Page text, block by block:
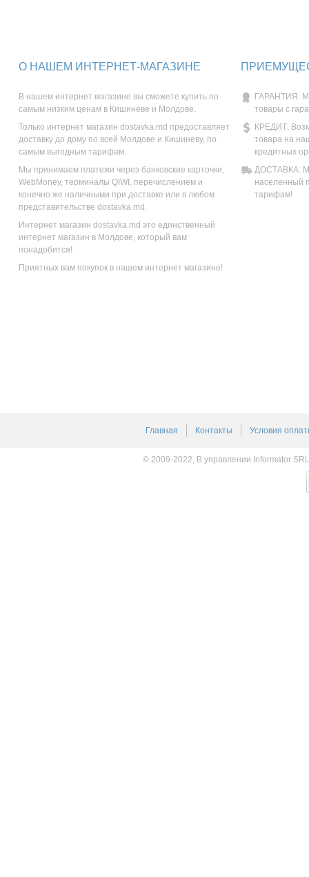
О НАШЕМ ИНТЕРНЕТ-МАГАЗИНЕ
В нашем интернет магазине вы сможете купить по
самым низким ценам в Кишиневе и Молдове.
Только интернет магазин dostavka.md предоставляет
доставку до дому по всей Молдове и Кишиневу, по
самым выгодным тарифам.
Мы принимаем платежи через банковские карточки,
WebMoney, терминалы QIWI, перечислением и
конечно же наличными при доставке или в любом
представительстве dostavka.md.
Интернет магазин dostavka.md это единственный
интернет магазин в Молдове, который вам
понадобится!
Приятных вам покупок в нашем интернет магазине!
ГАРАНТИЯ:
товары с
КРЕДИТ:
товара на
кредитных
ДОСТАВКА:
населенный
тарифам!
Главная Контакты Условия
© 2009-2022, В управлении Informator SRL